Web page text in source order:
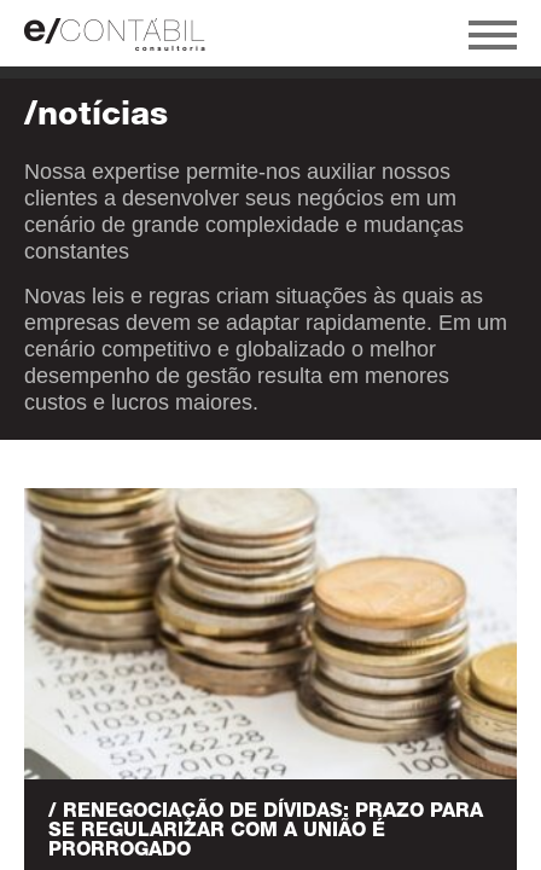
/notícias
Nossa expertise permite-nos auxiliar nossos
clientes a desenvolver seus negócios em um
cenário de grande complexidade e mudanças
constantes
Novas leis e regras criam situações às quais as
empresas devem se adaptar rapidamente. Em um
cenário competitivo e globalizado o melhor
desempenho de gestão resulta em menores
custos e lucros maiores.
/ RENEGOCIAÇÃO DE DÍVIDAS: PRAZO PARA
SE REGULARIZAR COM A UNIÃO É
PRORROGADO